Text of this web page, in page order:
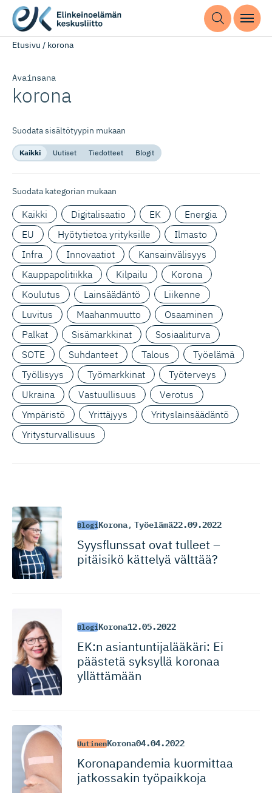
Etusivu / korona
Avainsana
korona
Suodata sisältötyypin mukaan
Kaikki Uutiset Tiedotteet Blogit
Suodata kategorian mukaan
Kaikki Digitalisaatio EK
Energia
EU
Hyötytietoa yrityksille
Ilmasto
Infra
Innovaatiot
Kansainvälisyys
Kauppapolitiikka
Kilpailu
Korona
Koulutus
Lainsäädäntö
Liikenne
Luvitus
Maahanmuutto
Osaaminen
Palkat
Sisämarkkinat
Sosiaaliturva
SOTE
Suhdanteet Talous
Työelämä
Työllisyys
Työmarkkinat
Työterveys
Ukraina
Vastuullisuus
Verotus
Ympäristö
Yrittäjyys
Yrityslainsäädäntö
Yritysturvallisuus
BlogiKorona, Työelämä22.09.2022
Syysflunssat ovat tulleet –
pitäisikö kättelyä välttää?
BlogiKorona12.05.2022
EK:n asiantunti­ja­lääkäri: Ei
päästetä syksyllä koronaa
yllättämään
UutinenKorona04.04.2022
Koronapandemia kuormittaa
jatkossakin työpaikkoja